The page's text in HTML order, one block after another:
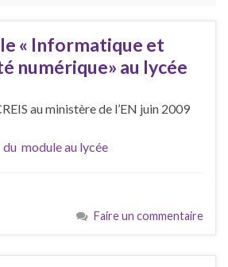
« Informatique et
numérique» au lycée
au ministère de l’EN juin 2009
module au lycée
Faire un commentaire